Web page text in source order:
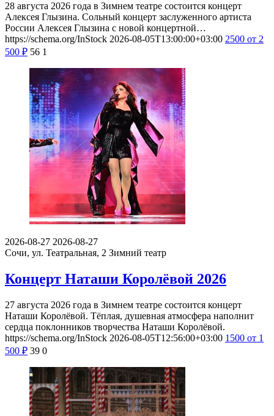
28 августа 2026 года в Зимнем театре состоится концерт
Алексея Глызина. Сольный концерт заслуженного артиста
России Алексея Глызина с новой концертной…
https://schema.org/InStock 2026-08-05T13:00:00+03:00 2500 от 2
500 ₽ 56 1
2026-08-27 2026-08-27
Сочи, ул. Театральная, 2 Зимний театр
Концерт Наташи Королёвой 2026
27 августа 2026 года в Зимнем театре состоится концерт
Наташи Королёвой. Тёплая, душевная атмосфера наполнит
сердца поклонников творчества Наташи Королёвой.
https://schema.org/InStock 2026-08-05T12:56:00+03:00 1500 от 1
500 ₽ 39 0